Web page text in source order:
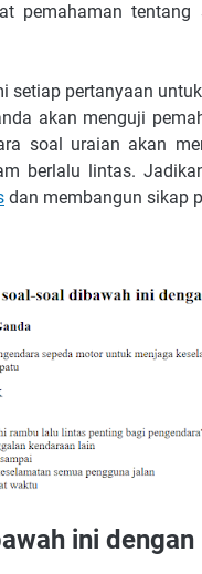
pemahaman tentang
setiap pertanyaan
akan menguji
soal uraian akan
berlalu lintas.
dan membangun sikap
ini dengan